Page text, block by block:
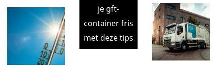
je gft-
container fris
met deze tips